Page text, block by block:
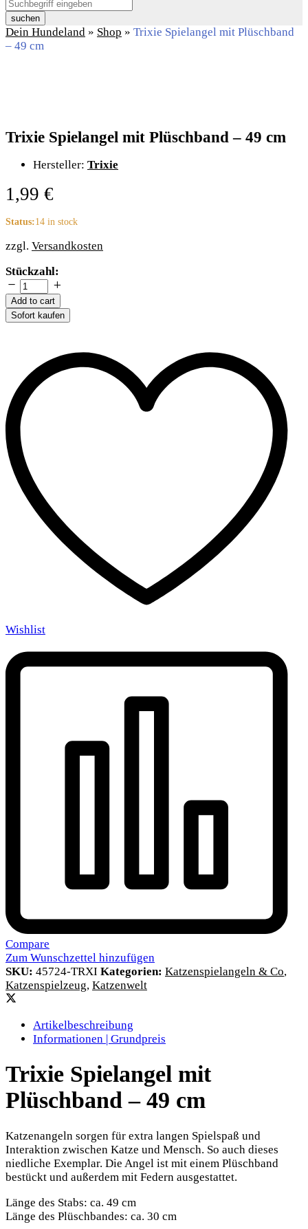
suchen
Dein Hundeland » Shop » Trixie Spielangel mit Plüschband
– 49 cm
Trixie Spielangel mit Plüschband – 49 cm
Hersteller: Trixie
1,99 €
Status:14 in stock
zzgl. Versandkosten
Trixie
Spielangel
mit
Plüschband
-
quantity
Stückzahl:
Add to cart
Sofort kaufen
Wishlist
Compare
Zum Wunschzettel hinzufügen
SKU: 45724-TRXI Kategorien: Katzenspielangeln & Co,
Katzenspielzeug, Katzenwelt
Artikelbeschreibung
Informationen | Grundpreis
Trixie Spielangel mit
Plüschband – 49 cm
Katzenangeln sorgen für extra langen Spielspaß und
Interaktion zwischen Katze und Mensch. So auch dieses
niedliche Exemplar. Die Angel ist mit einem Plüschband
bestückt und außerdem mit Federn ausgestattet.
Länge des Stabs: ca. 49 cm
Länge des Plüschbandes: ca. 30 cm